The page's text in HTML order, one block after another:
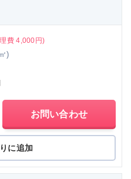
費 4,000円)
)
お問い合わせ
に追加